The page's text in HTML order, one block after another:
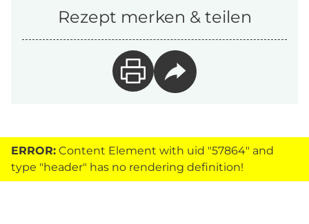
Rezept merken & teilen
ERROR: Content Element with uid "57864" and
type "header" has no rendering definition!